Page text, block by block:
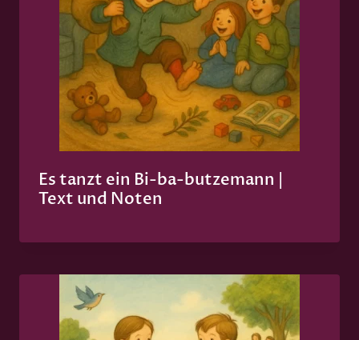
Es tanzt ein Bi-ba-butzemann |
Text und Noten